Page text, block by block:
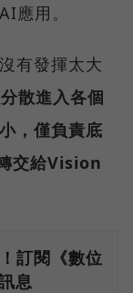
應用。
有發揮太大
散進入各個
，僅負責底
交給Vision
訂閱《數位
息